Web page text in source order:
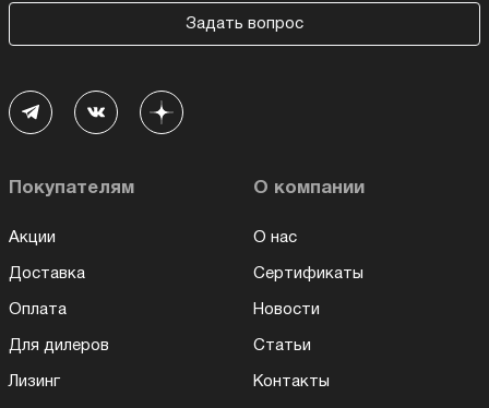
Задать вопрос
Покупателям
Акции
Доставка
Оплата
Для дилеров
Лизинг
О компании
О нас
Сертификаты
Новости
Статьи
Контакты